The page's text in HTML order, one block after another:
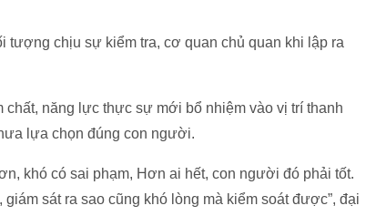
tượng chịu sự kiểm tra, cơ quan chủ quan khi lập ra
năng lực thực sự mới bổ nhiệm vào vị trí thanh
lựa chọn đúng con người.
khó có sai phạm, Hơn ai hết, con người đó phải tốt.
sát ra sao cũng khó lòng mà kiểm soát được”, đại